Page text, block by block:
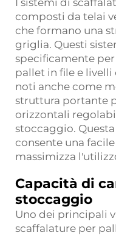
composti da telai
che formano una
griglia. Questi
specificamente
pallet in file e
noti anche come
struttura portante
orizzontali
stoccaggio.
consente una
massimizza
Capacità di
stoccaggio
Uno dei principali
scaffalature per